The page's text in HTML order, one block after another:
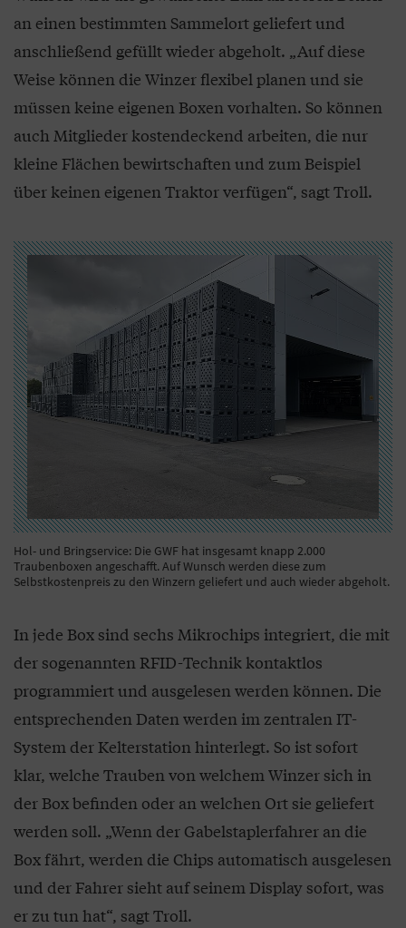
an einen bestimmten Sammelort geliefert und
anschließend gefüllt wieder abgeholt. „Auf diese
Weise können die Winzer flexibel planen und sie
müssen keine eigenen Boxen vorhalten. So können
auch Mitglieder kostendeckend arbeiten, die nur
kleine Flächen bewirtschaften und zum Beispiel
über keinen eigenen Traktor verfügen“, sagt Troll.
Hol- und Bringservice: Die GWF hat insgesamt knapp 2.000
Traubenboxen angeschafft. Auf Wunsch werden diese zum
Selbstkostenpreis zu den Winzern geliefert und auch wieder abgeholt.
In jede Box sind sechs Mikrochips integriert, die mit
der sogenannten RFID-Technik kontaktlos
programmiert und ausgelesen werden können. Die
entsprechenden Daten werden im zentralen IT-
System der Kelterstation hinterlegt. So ist sofort
klar, welche Trauben von welchem Winzer sich in
der Box befinden oder an welchen Ort sie geliefert
werden soll. „Wenn der Gabelstaplerfahrer an die
Box fährt, werden die Chips automatisch ausgelesen
und der Fahrer sieht auf seinem Display sofort, was
er zu tun hat“, sagt Troll.